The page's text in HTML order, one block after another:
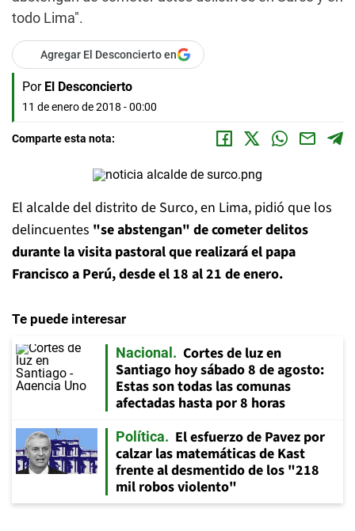
todo Lima".
Agregar El Desconcierto en
Por El Desconcierto
11 de enero de 2018 - 00:00
Comparte esta nota:
El alcalde del distrito de Surco, en Lima, pidió que los
delincuentes "se abstengan" de cometer delitos
durante la visita pastoral que realizará el papa
Francisco a Perú, desde el 18 al 21 de enero.
Te puede interesar
Nacional
Cortes de luz en
Santiago hoy sábado 8 de agosto:
Estas son todas las comunas
afectadas hasta por 8 horas
Política
El esfuerzo de Pavez por
calzar las matemáticas de Kast
frente al desmentido de los "218
mil robos violento"